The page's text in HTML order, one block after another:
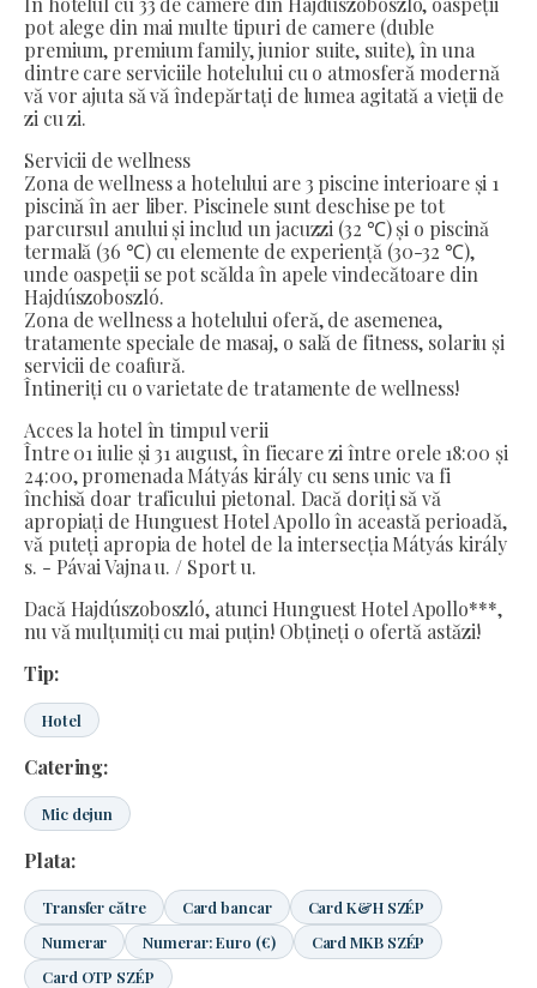
pot alege din mai multe tipuri de camere (duble
premium, premium family, junior suite, suite), în una
dintre care serviciile hotelului cu o atmosferă modernă
vă vor ajuta să vă îndepărtați de lumea agitată a vieții de
zi cu zi.
Servicii de wellness
Zona de wellness a hotelului are 3 piscine interioare și 1
piscină în aer liber. Piscinele sunt deschise pe tot
parcursul anului și includ un jacuzzi (32 ℃) și o piscină
termală (36 ℃) cu elemente de experiență (30-32 ℃),
unde oaspeții se pot scălda în apele vindecătoare din
Hajdúszoboszló.
Zona de wellness a hotelului oferă, de asemenea,
tratamente speciale de masaj, o sală de fitness, solariu și
servicii de coafură.
Întineriți cu o varietate de tratamente de wellness!
Acces la hotel în timpul verii
Între 01 iulie și 31 august, în fiecare zi între orele 18:00 și
24:00, promenada Mátyás király cu sens unic va fi
închisă doar traficului pietonal. Dacă doriți să vă
apropiați de Hunguest Hotel Apollo în această perioadă,
vă puteți apropia de hotel de la intersecția Mátyás király
s. - Pávai Vajna u. / Sport u.
Dacă Hajdúszoboszló, atunci Hunguest Hotel Apollo***,
nu vă mulțumiți cu mai puțin! Obțineți o ofertă astăzi!
Tip:
Hotel
Catering:
Mic dejun
Plata:
Transfer către Card bancar
Card K&H SZÉP
Numerar
Numerar: Euro (€)
Card MKB SZÉP
Card OTP SZÉP